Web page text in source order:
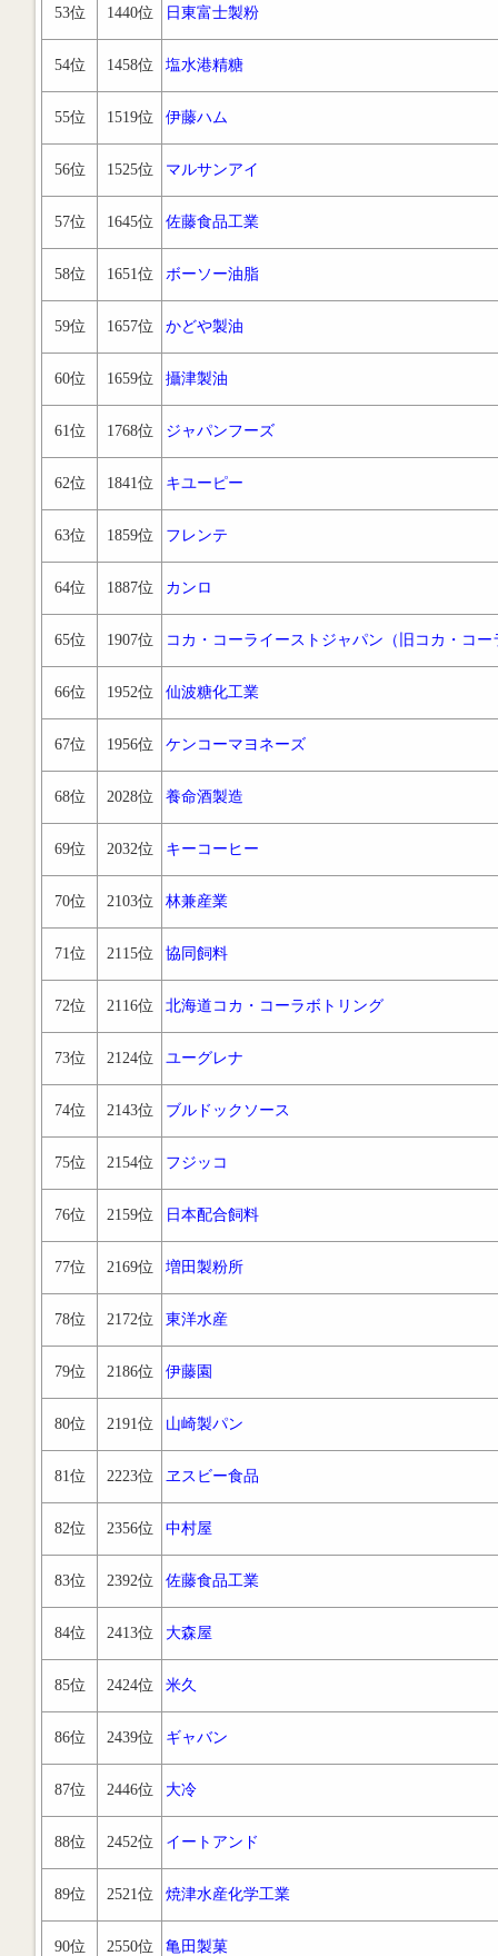
53位 1440位 日東富士製粉
54位 1458位 塩水港精糖
55位 1519位 伊藤ハム
56位 1525位 マルサンアイ
57位 1645位 佐藤食品工業
58位 1651位 ボーソー油脂
59位 1657位 かどや製油
60位 1659位 攝津製油
61位 1768位 ジャパンフーズ
62位 1841位 キユーピー
63位 1859位 フレンテ
64位 1887位 カンロ
65位 1907位 コカ・コーライーストジャパン（旧コカ・
66位 1952位 仙波糖化工業
67位 1956位 ケンコーマヨネーズ
68位 2028位 養命酒製造
69位 2032位 キーコーヒー
70位 2103位 林兼産業
71位 2115位 協同飼料
72位 2116位 北海道コカ・コーラボトリング
73位 2124位 ユーグレナ
74位 2143位 ブルドックソース
75位 2154位 フジッコ
76位 2159位 日本配合飼料
77位 2169位 増田製粉所
78位 2172位 東洋水産
79位 2186位 伊藤園
80位 2191位 山崎製パン
81位 2223位 ヱスビー食品
82位 2356位 中村屋
83位 2392位 佐藤食品工業
84位 2413位 大森屋
85位 2424位 米久
86位 2439位 ギャバン
87位 2446位 大冷
88位 2452位 イートアンド
89位 2521位 焼津水産化学工業
90位 2550位 亀田製菓